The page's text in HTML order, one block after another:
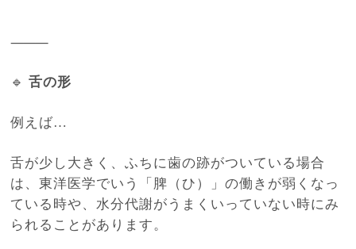
⸻
🔹 舌の形
例えば…
舌が少し大きく、ふちに歯の跡がついている場合
は、東洋医学でいう「脾（ひ）」の働きが弱くなっ
ている時や、水分代謝がうまくいっていない時にみ
られることがあります。